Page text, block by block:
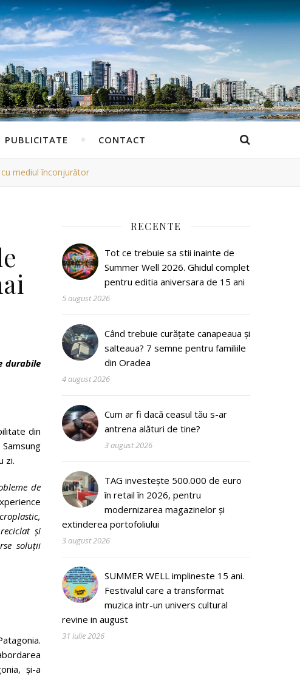
PUBLICITATE CONTACT
mediul înconjurător
durabile
din
zi.
de
și
soluții
și-a
RECENTE
Tot ce trebuie sa stii inainte de
Summer Well 2026. Ghidul complet
pentru editia aniversara de 15 ani
5 august 2026
Când trebuie curățate canapeaua și
salteaua? 7 semne pentru familiile
din Oradea
4 august 2026
Cum ar fi dacă ceasul tău s-ar
antrena alături de tine?
3 august 2026
TAG investește 500.000 de euro
în retail în 2026, pentru
modernizarea magazinelor și
extinderea portofoliului
3 august 2026
SUMMER WELL implineste 15 ani.
Festivalul care a transformat
muzica intr-un univers cultural
revine in august
31 iulie 2026